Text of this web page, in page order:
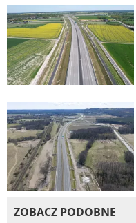
ZOBACZ PODOBNE